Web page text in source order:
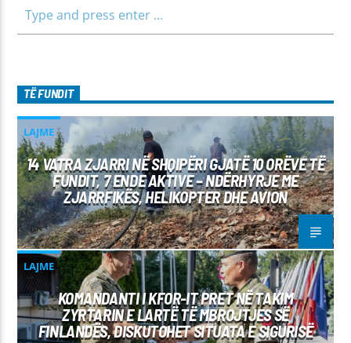
TË FUNDIT
LAJME
14 VATRA ZJARRI NË SHQIPËRI GJATË 10 ORËVE TË
FUNDIT, 7 ENDE AKTIVE – NDËRHYRJE ME
ZJARRFIKËS, HELIKOPTER DHE AVION
LAJME
KOMANDANTI I KFOR-IT PRET NË TAKIM
ZYRTARIN E LARTË TË MBROJTJES SË
FINLANDËS, DISKUTOHET SITUATA E SIGURISË